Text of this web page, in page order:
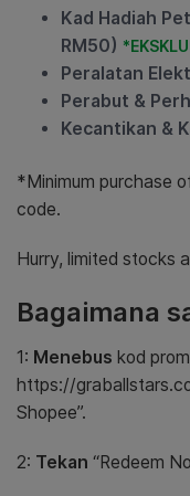
Kad Hadiah
RM50)
Peralatan
Perabut &
Kecantikan &
*Minimum purchase
code.
Hurry, limited stocks
Bagaimana
1: Menebus kod
https://
Shopee”.
2: Tekan “Redeem